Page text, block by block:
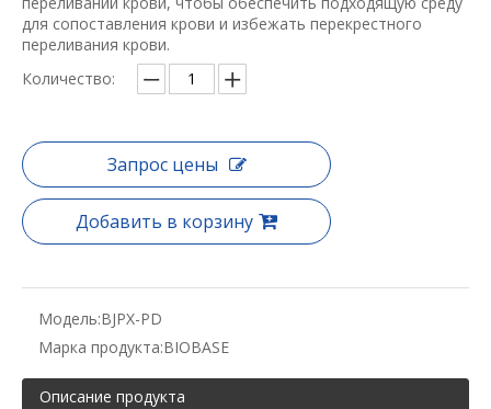
для сопоставления крови и избежать перекрестного
переливания крови.
Количество:
Запрос цены
Добавить в корзину
Модель:BJPX-PD
Марка продукта:BIOBASE
Описание продукта